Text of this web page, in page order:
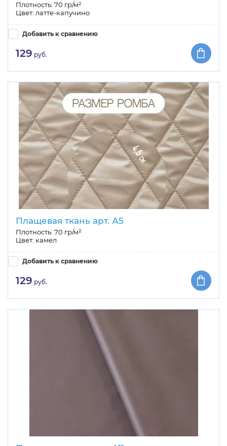
Плотность: 70 гр/м²
Цвет: латте-капучино
Добавить к сравнению
129 руб.
Плащевая ткань арт. А5
Плотность: 70 гр/м²
Цвет: камел
Добавить к сравнению
129 руб.